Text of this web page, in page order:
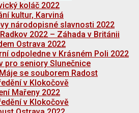
koláč 2022
kultur, Karviná
národopisné slavnosti 2022
2022 – Záhada v Británii
Ostrava 2022
odpoledne v Krásném Poli 2022
pro seniory Slunečnice
se souborem Radost
v Klokočově
Mařeny 2022
v Klokočově